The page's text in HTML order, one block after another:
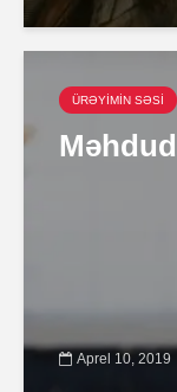
ÜRƏYİMİN SƏSİ
Aprel 10, 2019